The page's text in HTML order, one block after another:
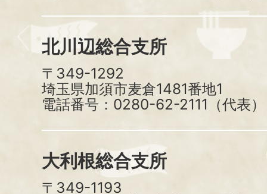
北川辺総合支所
〒349-1292
埼玉県加須市麦倉1481番地1
電話番号：0280-62-2111（代表）
大利根総合支所
〒349-1193